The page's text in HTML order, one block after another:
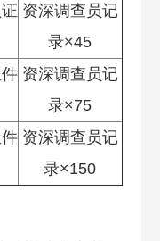
资深调查员记
录×45
资深调查员记
录×75
资深调查员记
录×150